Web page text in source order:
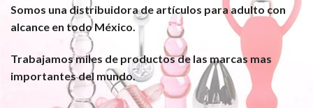
Somos una distribuidora de artículos para adulto con
alcance en todo México.
Trabajamos miles de productos de las marcas mas
importantes del mundo.